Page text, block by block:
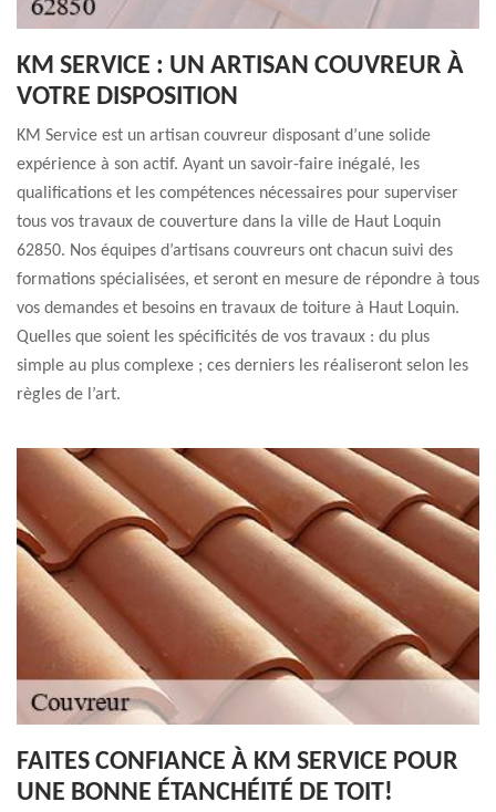
KM SERVICE : UN ARTISAN COUVREUR À
VOTRE DISPOSITION
KM Service est un artisan couvreur disposant d’une solide
expérience à son actif. Ayant un savoir-faire inégalé, les
qualifications et les compétences nécessaires pour superviser
tous vos travaux de couverture dans la ville de Haut Loquin
62850. Nos équipes d’artisans couvreurs ont chacun suivi des
formations spécialisées, et seront en mesure de répondre à tous
vos demandes et besoins en travaux de toiture à Haut Loquin.
Quelles que soient les spécificités de vos travaux : du plus
simple au plus complexe ; ces derniers les réaliseront selon les
règles de l’art.
FAITES CONFIANCE À KM SERVICE POUR
UNE BONNE ÉTANCHÉITÉ DE TOIT!